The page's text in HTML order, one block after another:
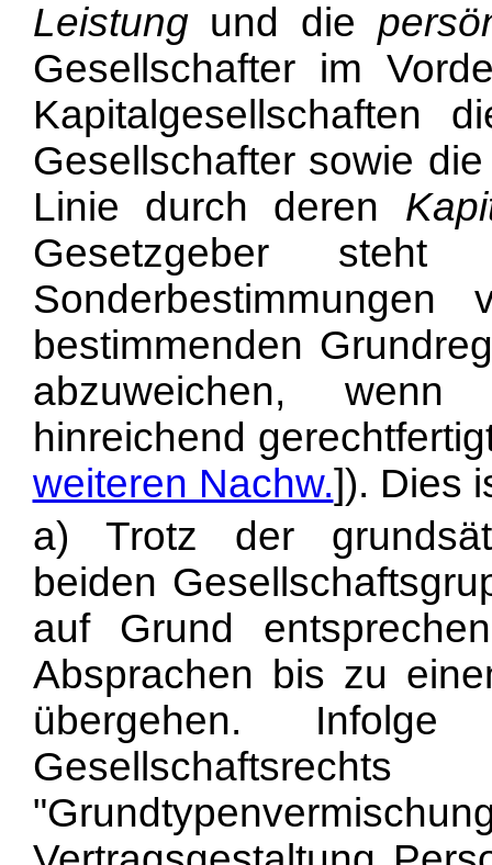
Leistungund die
Gesellschafter im
Kapitalgesellschaften
Gesellschafter sowie
Linie durch deren
Gesetzgeber
bestimmenden
abzuweichen,
hinreichend
weiteren Nachw.]). Dies
a) Trotz der
beiden
auf Grund
Absprachen bis zu
übergehen.